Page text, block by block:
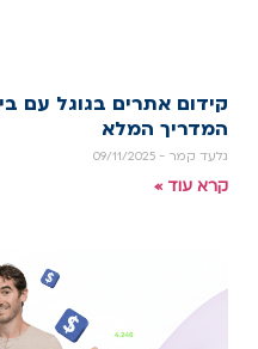
המדריך המלא
גלעד קמר
קרא עוד »